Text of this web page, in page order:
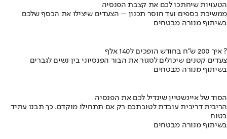
הטעויות שיחתכו לכם את קצבת הפנסיה
ממשיכת כספים ועד חוסר תכנון – הצעדים שיצילו את הכסף שלכם
בשיתוף מנורה מבטחים
איך 200 ש"ח בחודש הופכים ל140 אלף ?
צעדים קטנים שיכולים לסגור את הבור הפנסיוני בין נשים לגברים
בשיתוף מנורה מבטחים
הסוד של איינשטיין שיגדיל לכם את הפנסיה
הריבית דריבית עובדת לטובתכם רק אם תתחילו מוקדם. כך תבנו עתיד
בטוח
בשיתוף מנורה מבטחים